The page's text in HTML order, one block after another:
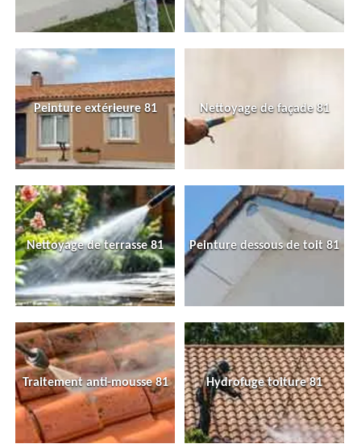
Peinture extérieure 81 Nettoyage de façade 81
Nettoyage de terrasse 81 Peinture dessous de toit 81
Traitement anti-mousse 81 Hydrofuge toiture 81